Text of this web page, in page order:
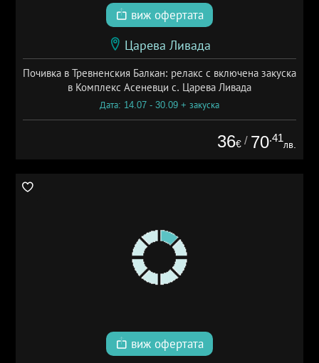
виж офертата
Царева Ливада
Почивка в Тревненския Балкан: релакс с включена закуска
в Комплекс Асеневци с. Царева Ливада
Дата: 14.07 - 30.09 + закуска
36€ / 70.41
лв.
виж офертата